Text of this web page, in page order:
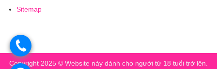
Sitemap
Copyright 2025 © Website này dành cho người từ 18 tuổi trở lên.
.